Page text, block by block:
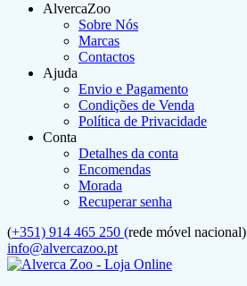
AlvercaZoo
Sobre Nós
Marcas
Contactos
Ajuda
Envio e Pagamento
Condições de Venda
Política de Privacidade
Conta
Detalhes da conta
Encomendas
Morada
Recuperar senha
(+351) 914 465 250 (rede móvel nacional)
info@alvercazoo.pt